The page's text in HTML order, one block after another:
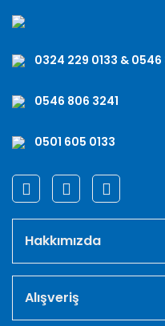
0324 229 0133 & 0546
0546 806 3241
0501 605 0133
Hakkımızda
Alışveriş